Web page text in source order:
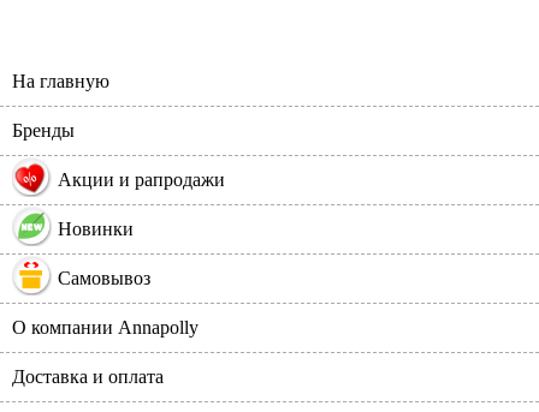
На главную
Бренды
% Акции и рапродажи
Новинки
Самовывоз
О компании Annapolly
Доставка и оплата